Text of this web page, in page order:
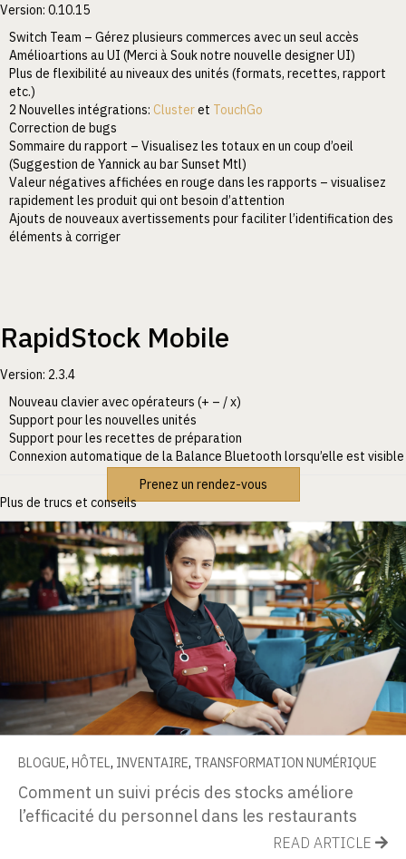
Version: 0.10.15
Switch Team – Gérez plusieurs commerces avec un seul accès
Amélioartions au UI (Merci à Souk notre nouvelle designer UI)
Plus de flexibilité au niveaux des unités (formats, recettes, rapport
etc.)
2 Nouvelles intégrations: Clusteret TouchGo
Correction de bugs
Sommaire du rapport – Visualisez les totaux en un coup d’oeil
(Suggestion de Yannick au bar Sunset Mtl)
Valeur négatives affichées en rouge dans les rapports – visualisez
rapidement les produit qui ont besoin d’attention
Ajouts de nouveaux avertissements pour faciliter l’identification des
éléments à corriger
RapidStock Mobile
Version: 2.3.4
Nouveau clavier avec opérateurs (+ – / x)
Support pour les nouvelles unités
Support pour les recettes de préparation
Connexion automatique de la Balance Bluetooth lorsqu’elle est visible
Prenez un rendez-vous
Plus de trucs et conseils
BLOGUE, HÔTEL, INVENTAIRE, TRANSFORMATION NUMÉRIQUE
Comment un suivi précis des stocks améliore
l’efficacité du personnel dans les restaurants
READ ARTICLE